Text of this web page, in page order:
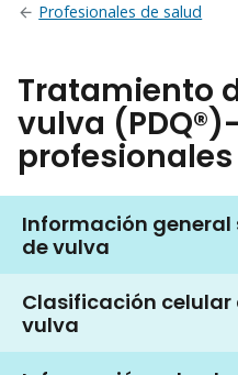
Profesionales de salud
Tratamiento
vulva
Información general
de vulva
Clasificación celular
vulva